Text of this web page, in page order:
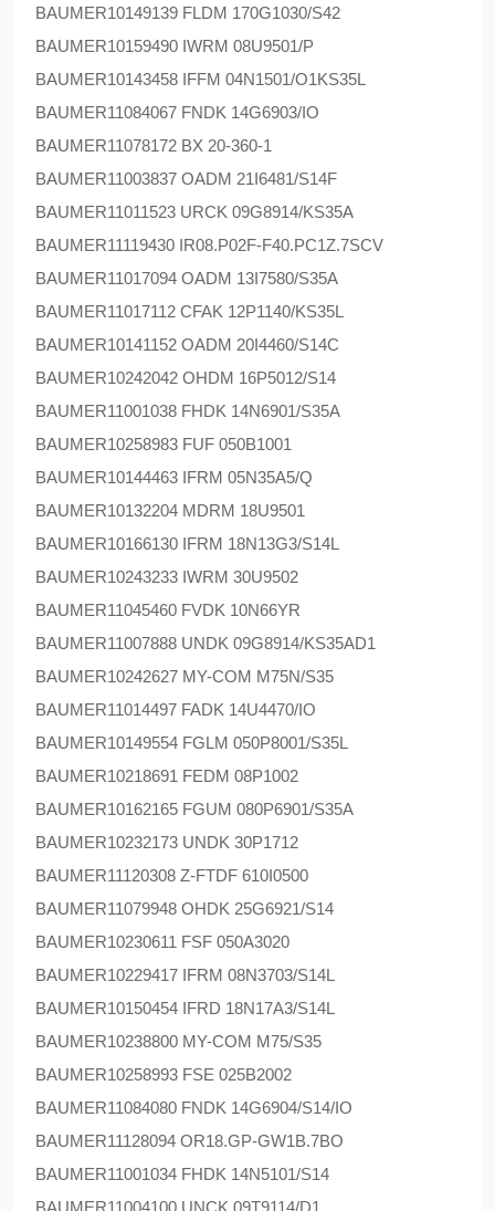
BAUMER10149139 FLDM 170G1030/S42
BAUMER10159490 IWRM 08U9501/P
BAUMER10143458 IFFM 04N1501/O1KS35L
BAUMER11084067 FNDK 14G6903/IO
BAUMER11078172 BX 20-360-1
BAUMER11003837 OADM 21I6481/S14F
BAUMER11011523 URCK 09G8914/KS35A
BAUMER11119430 IR08.P02F-F40.PC1Z.7SCV
BAUMER11017094 OADM 13I7580/S35A
BAUMER11017112 CFAK 12P1140/KS35L
BAUMER10141152 OADM 20I4460/S14C
BAUMER10242042 OHDM 16P5012/S14
BAUMER11001038 FHDK 14N6901/S35A
BAUMER10258983 FUF 050B1001
BAUMER10144463 IFRM 05N35A5/Q
BAUMER10132204 MDRM 18U9501
BAUMER10166130 IFRM 18N13G3/S14L
BAUMER10243233 IWRM 30U9502
BAUMER11045460 FVDK 10N66YR
BAUMER11007888 UNDK 09G8914/KS35AD1
BAUMER10242627 MY-COM M75N/S35
BAUMER11014497 FADK 14U4470/IO
BAUMER10149554 FGLM 050P8001/S35L
BAUMER10218691 FEDM 08P1002
BAUMER10162165 FGUM 080P6901/S35A
BAUMER10232173 UNDK 30P1712
BAUMER11120308 Z-FTDF 610I0500
BAUMER11079948 OHDK 25G6921/S14
BAUMER10230611 FSF 050A3020
BAUMER10229417 IFRM 08N3703/S14L
BAUMER10150454 IFRD 18N17A3/S14L
BAUMER10238800 MY-COM M75/S35
BAUMER10258993 FSE 025B2002
BAUMER11084080 FNDK 14G6904/S14/IO
BAUMER11128094 OR18.GP-GW1B.7BO
BAUMER11001034 FHDK 14N5101/S14
BAUMER11004100 UNCK 09T9114/D1